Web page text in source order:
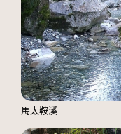
馬太鞍溪